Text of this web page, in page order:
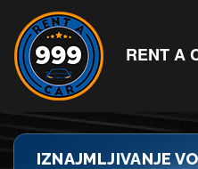
RENT A
IZNAJMLJIVANJE